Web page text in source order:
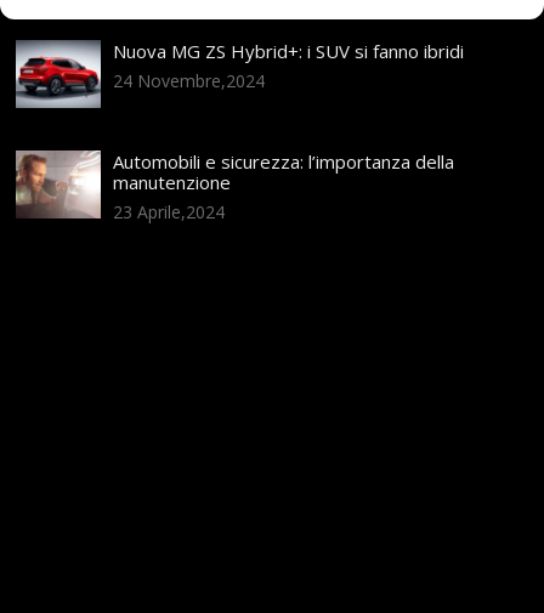
Nuova MG ZS Hybrid+: i SUV si fanno ibridi
24 Novembre,2024
Automobili e sicurezza: l’importanza della
manutenzione
23 Aprile,2024